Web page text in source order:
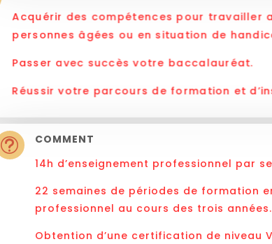
Acquérir des compétences pour travailler
personnes âgées ou en situation de
Passer avec succès votre baccalauréat.
Réussir votre parcours de formation et
t
COMMENT
14h d’enseignement professionnel par
22 semaines de périodes de formation
professionnel au cours des trois années.
Obtention d’une certification de niveau